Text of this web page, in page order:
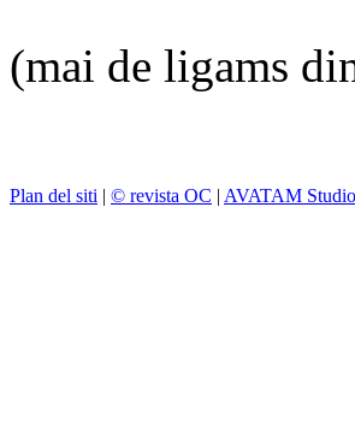
(mai de ligams
Plan del siti | © revista OC | AVATAM Studio